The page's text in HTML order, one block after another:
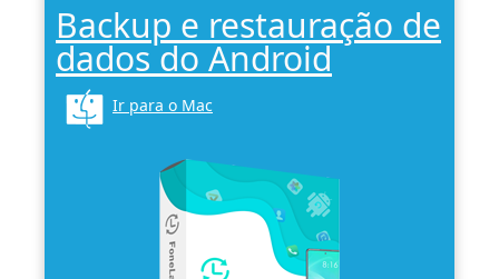
Backup e restauração de
dados do Android
Ir para o Mac